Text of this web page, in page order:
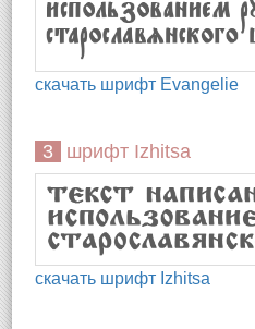
скачать шрифт Evangelie
3 шрифт Izhitsa
скачать шрифт Izhitsa